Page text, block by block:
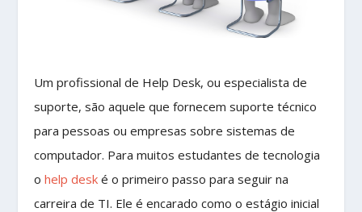
Um profissional de Help Desk, ou especialista de
suporte, são aquele que fornecem suporte técnico
para pessoas ou empresas sobre sistemas de
computador. Para muitos estudantes de tecnologia
ohelp desk é o primeiro passo para seguir na
carreira de TI. Ele é encarado como o estágio inicial